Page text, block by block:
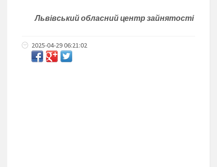
Львівський обласний центр зайнятості
2025-04-29 06:21:02